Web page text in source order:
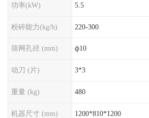
功率(kW) 5.5
粉碎能力(kg/h) 220-300
筛网孔径 (mm) ф10
动刀 (片) 3*3
重量 (kg) 480
机器尺寸 (mm) 1200*810*1200